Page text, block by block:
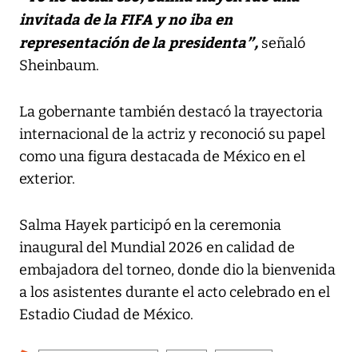
invitada de la FIFA y no iba en
representación de la presidenta”, señaló
Sheinbaum.
La gobernante también destacó la trayectoria
internacional de la actriz y reconoció su papel
como una figura destacada de México en el
exterior.
Salma Hayek participó en la ceremonia
inaugural del Mundial 2026 en calidad de
embajadora del torneo, donde dio la bienvenida
a los asistentes durante el acto celebrado en el
Estadio Ciudad de México.